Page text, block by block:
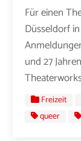
Für einen
Düsseldorf
und 27
Freizeit
queer